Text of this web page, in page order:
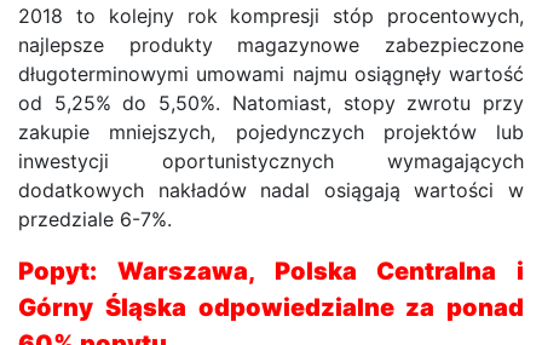
2018 to kolejny rok kompresji stóp procentowych,
najlepsze produkty magazynowe zabezpieczone
długoterminowymi umowami najmu osiągnęły wartość
od 5,25% do 5,50%. Natomiast, stopy zwrotu przy
zakupie mniejszych, pojedynczych projektów lub
inwestycji oportunistycznych wymagających
dodatkowych nakładów nadal osiągają wartości w
przedziale 6-7%.
Popyt: Warszawa, Polska Centralna i
Górny Śląska odpowiedzialne za ponad